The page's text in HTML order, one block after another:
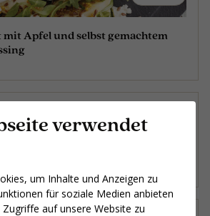
verwendet
um Inhalte und Anzeigen zu
für soziale Medien anbieten
auf unsere Website zu
mit Apfel und selbst gemachtem
aus gegrilltem Gemüse